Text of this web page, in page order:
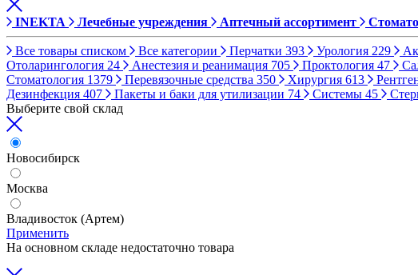
INEKTA Лечебные учреждения Аптечный ассортимент
Все товары списком Все категории Перчатки 393 Урология 229
Отоларингология 24 Анестезия и реанимация 705 Проктология 47
Стоматология 1379 Перевязочные средства 350 Хирургия 613
Дезинфекция 407 Пакеты и баки для утилизации 74 Системы 45
Выберите свой склад
Новосибирск
Москва
Владивосток (Артем)
Применить
На основном складе недостаточно товара